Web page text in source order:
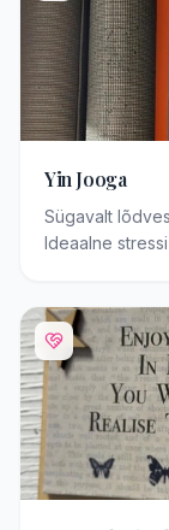
Yin Jooga
Sügavalt
Ideaalne